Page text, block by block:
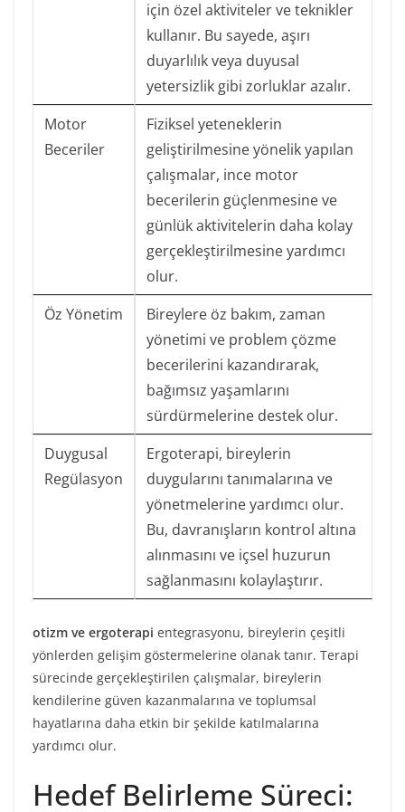
için özel aktiviteler ve teknikler
kullanır. Bu sayede, aşırı
duyarlılık veya duyusal
yetersizlik gibi zorluklar azalır.
Motor
Beceriler
Fiziksel yeteneklerin
geliştirilmesine yönelik yapılan
çalışmalar, ince motor
becerilerin güçlenmesine ve
günlük aktivitelerin daha kolay
gerçekleştirilmesine yardımcı
olur.
Öz Yönetim
Bireylere öz bakım, zaman
yönetimi ve problem çözme
becerilerini kazandırarak,
bağımsız yaşamlarını
sürdürmelerine destek olur.
Duygusal
Regülasyon
Ergoterapi, bireylerin
duygularını tanımalarına ve
yönetmelerine yardımcı olur.
Bu, davranışların kontrol altına
alınmasını ve içsel huzurun
sağlanmasını kolaylaştırır.
otizm ve ergoterapi entegrasyonu, bireylerin çeşitli
yönlerden gelişim göstermelerine olanak tanır. Terapi
sürecinde gerçekleştirilen çalışmalar, bireylerin
kendilerine güven kazanmalarına ve toplumsal
hayatlarına daha etkin bir şekilde katılmalarına
yardımcı olur.
Hedef Belirleme Süreci: